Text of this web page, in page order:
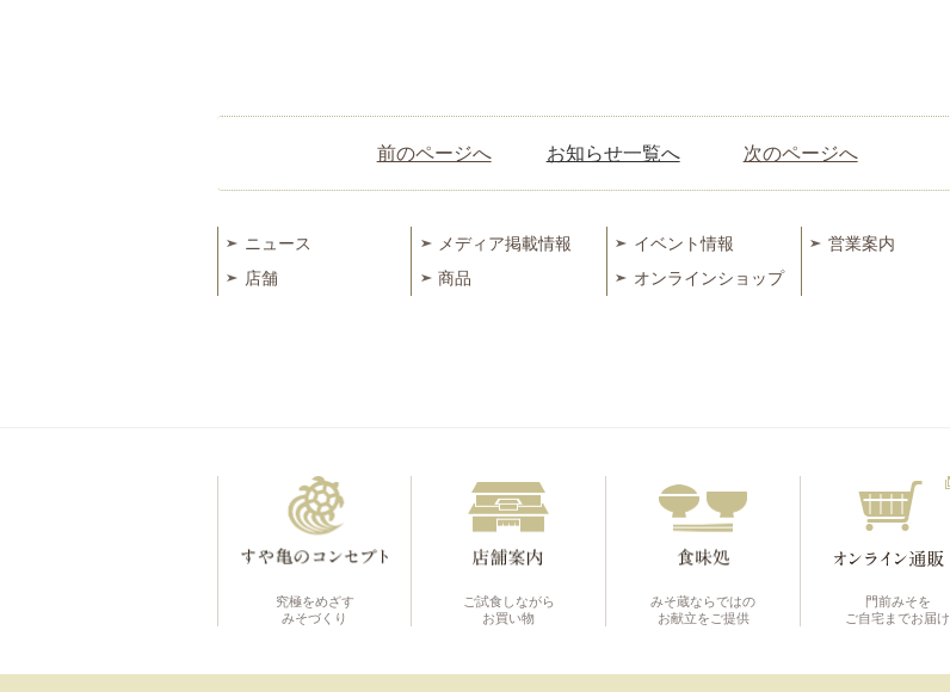
前のページへ お知らせ一覧へ 次のページへ
ニュース メディア掲載情報 イベント情報
営業案内
店舗
商品 オンラインショップ
究極をめざす
みそづくり
ご試食しながら
お買い物
みそ蔵ならではの
お献立をご提供
門前みそを
ご自宅までお届け